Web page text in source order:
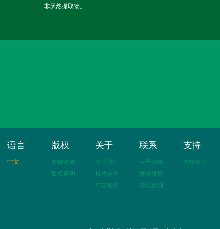
非天然提取物。
语言
中文
版权
数据来源
版权声明
关于
关于我们
技术合作
广告服务
联系
电子邮箱
官方微博
在线咨询
支持
友情链接